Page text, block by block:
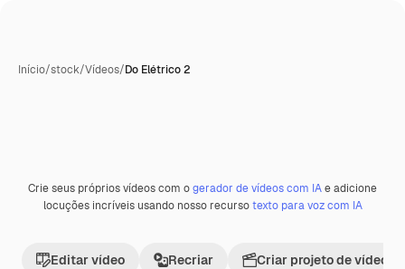
Início/stock/Vídeos/Do Elétrico 2
Premium
Crie seus próprios vídeos com ogerador de vídeos com IAe adicione
locuções incríveis usando nosso recursotexto para voz com IA
Editar vídeo Recriar Criar projeto de vídeo